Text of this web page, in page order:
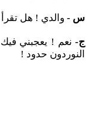
س -والدي ! هل
ج-نعم ! يعجبني فيك
النوردون حدود !